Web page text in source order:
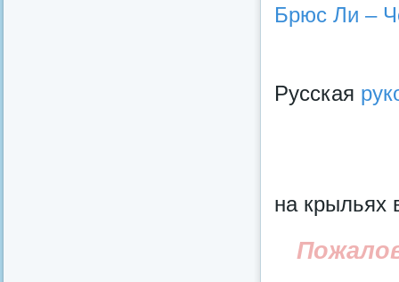
Брюс Ли –
Русская
на крыльях